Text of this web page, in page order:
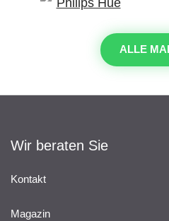
ALLE
Wir beraten Sie
Kontakt
Magazin